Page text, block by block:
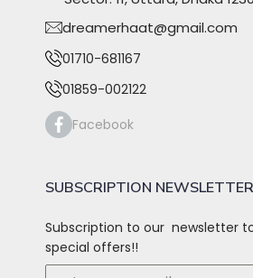
dreamerhaat@gmail.com
01710-681167
01859-002122
Facebook
SUBSCRIPTION NEWSLETTER
Subscription to our newsletter
special offers!!